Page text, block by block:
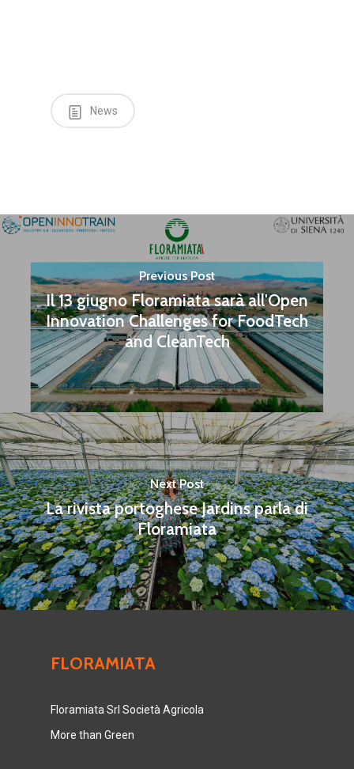
News
Previous Post
Il 13 giugno Floramiata sarà all'Open
Innovation Challenges for FoodTech
and CleanTech
Next Post
La rivista portoghese Jardins parla di
Floramiata
FLORAMIATA
Floramiata Srl Società Agricola
More than Green